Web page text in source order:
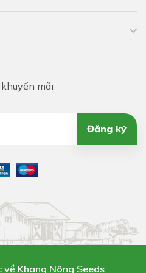
mãi
Đăng ký
Khang Nông Seeds